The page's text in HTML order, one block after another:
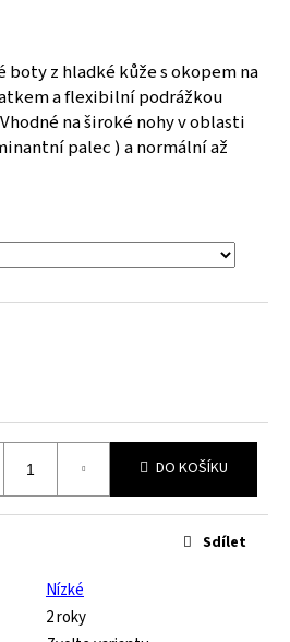
boty z hladké kůže s okopem na
a flexibilní podrážkou
na široké nohy v oblasti
palec ) a normální až
DO KOŠÍKU
Nízké
2 roky
Sdílet